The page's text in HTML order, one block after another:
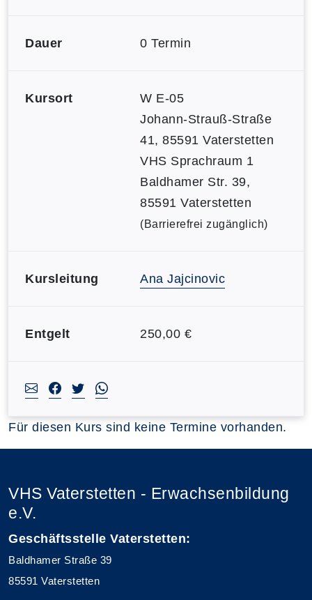
Dauer 0 Termin
Kursort
W E-05
Johann-Strauß-Straße
41, 85591 Vaterstetten
VHS Sprachraum 1
Baldhamer Str. 39,
85591 Vaterstetten
(Barrierefrei zugänglich)
Kursleitung Ana Jajcinovic
Entgelt 250,00 €
Für diesen Kurs sind keine Termine vorhanden.
VHS Vaterstetten - Erwachsenbildung
e.V.
Geschäftsstelle Vaterstetten:
Baldhamer Straße 39
85591 Vaterstetten